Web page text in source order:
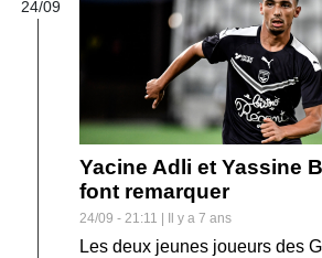
24/09
Yacine Adli et Yassine
font remarquer
24/09 - 21:11 | Il y a 7 ans
Les deux jeunes joueurs des